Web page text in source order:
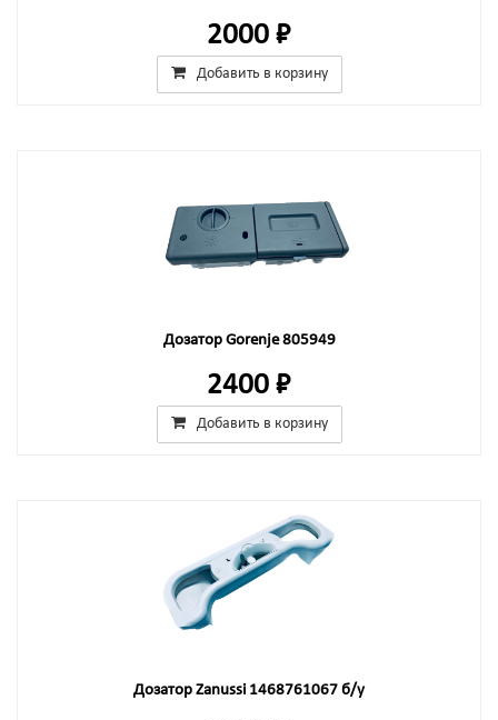
2000 ₽
Добавить в корзину
Дозатор Gorenje 805949
2400 ₽
Добавить в корзину
Дозатор Zanussi 1468761067 б/у